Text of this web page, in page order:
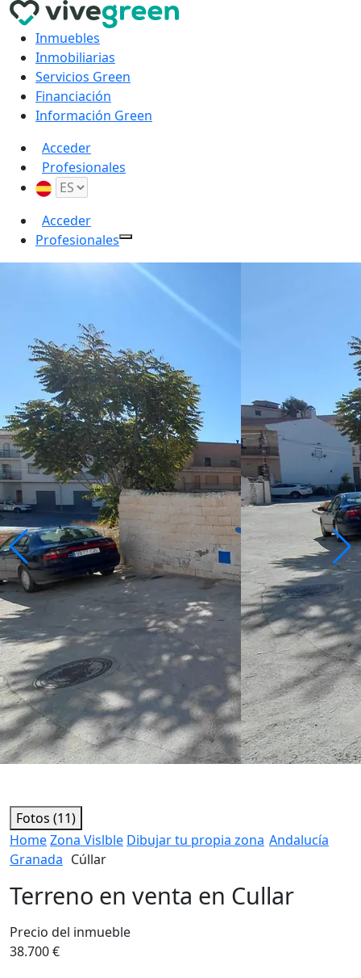
Inmuebles
Inmobiliarias
Servicios Green
Financiación
Información Green
Acceder
Profesionales
Acceder
Profesionales
Fotos (11)
HomeZona Vislble Dibujar tu propia zona Andalucía
Granada Cúllar
Terreno en venta en Cullar
Precio del inmueble
38.700 €